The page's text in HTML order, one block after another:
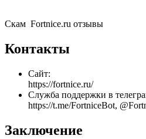
Скам Fortnice.ru отзывы
Контакты
Сайт:
https://fortnice.ru/
Служба поддержки в
https://t.me/FortniceBot,
Заключение